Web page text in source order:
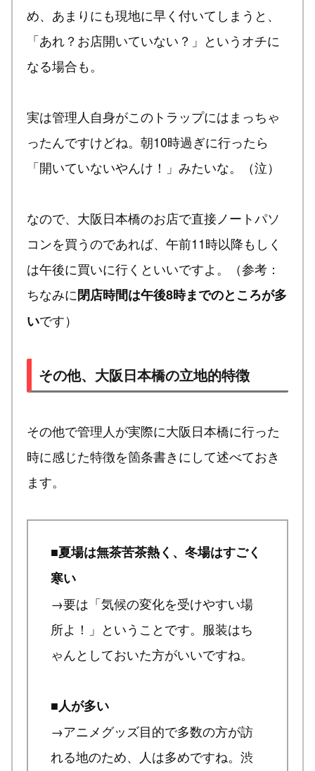
め、あまりにも現地に早く付いてしまうと、
「あれ？お店開いていない？」というオチに
なる場合も。
実は管理人自身がこのトラップにはまっちゃ
ったんですけどね。朝10時過ぎに行ったら
「開いていないやんけ！」みたいな。（泣）
なので、大阪日本橋のお店で直接ノートパソ
コンを買うのであれば、午前11時以降もしく
は午後に買いに行くといいですよ。（参考：
ちなみに閉店時間は午後8時までのところが多
いです）
その他、大阪日本橋の立地的特徴
その他で管理人が実際に大阪日本橋に行った
時に感じた特徴を箇条書きにして述べておき
ます。
■夏場は無茶苦茶熱く、冬場はすごく
寒い
→要は「気候の変化を受けやすい場
所よ！」ということです。服装はち
ゃんとしておいた方がいいですね。
■人が多い
→アニメグッズ目的で多数の方が訪
れる地のため、人は多めですね。渋